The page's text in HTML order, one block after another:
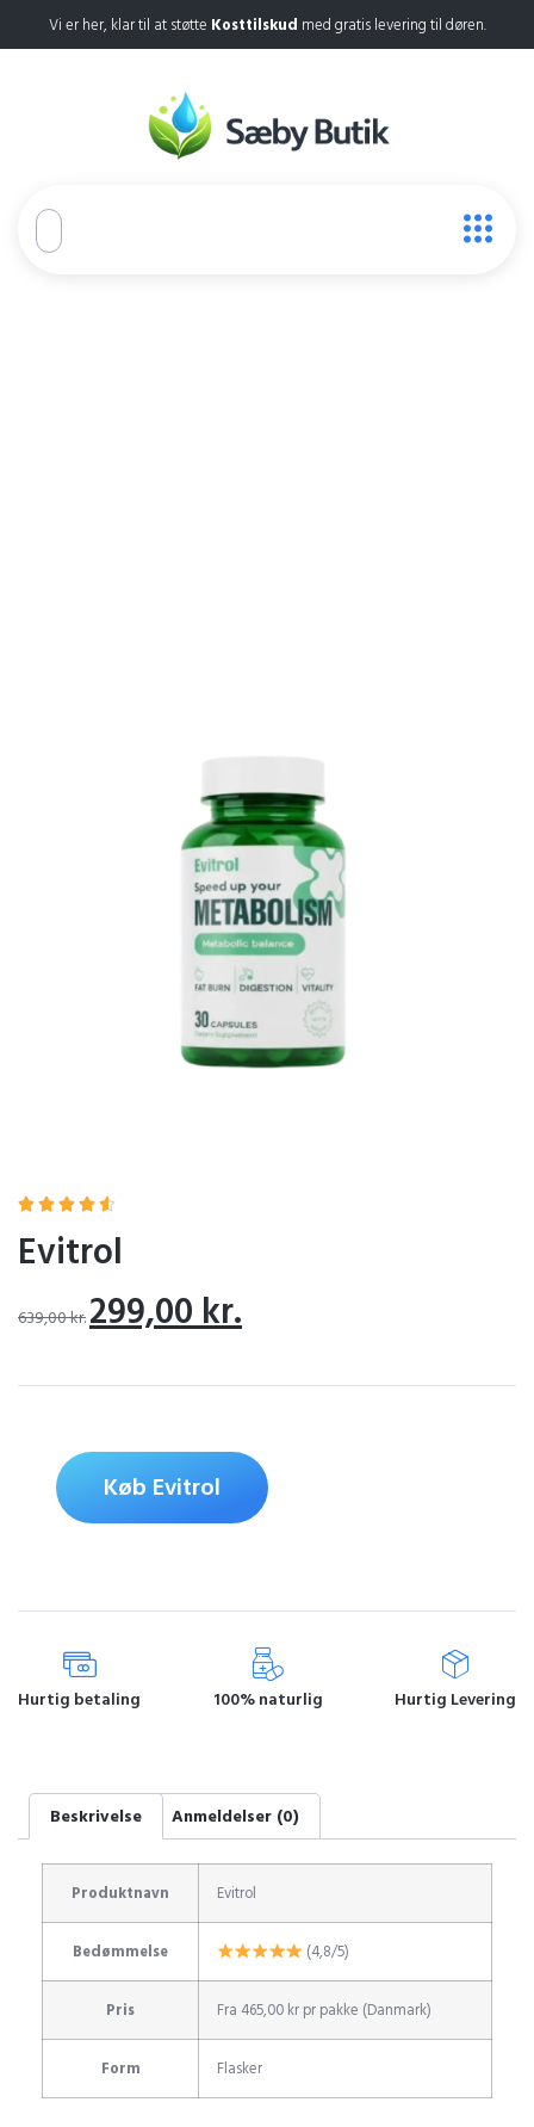
Vi er her, klar til at støtte Kosttilskud med gratis levering til døren.
    
Evitrol
639,00kr.299,00kr.
Køb Evitrol
Hurtig betaling 100% naturlig Hurtig Levering
Beskrivelse Anmeldelser (0)
Produktnavn Evitrol
Bedømmelse (4,8/5)
Pris Fra 465,00 kr pr pakke (Danmark)
Form Flasker